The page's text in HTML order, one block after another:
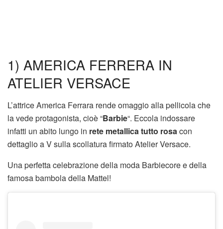
1) AMERICA FERRERA IN
ATELIER VERSACE
L’attrice America Ferrara rende omaggio alla pellicola che
la vede protagonista, cioè “Barbie“. Eccola indossare
infatti un abito lungo in rete metallica tutto rosacon
dettaglio a V sulla scollatura firmato Atelier Versace.
Una perfetta celebrazione della moda Barbiecore e della
famosa bambola della Mattel!